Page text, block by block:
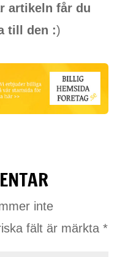
artikeln får du
till den :)
inte
fält är märkta *